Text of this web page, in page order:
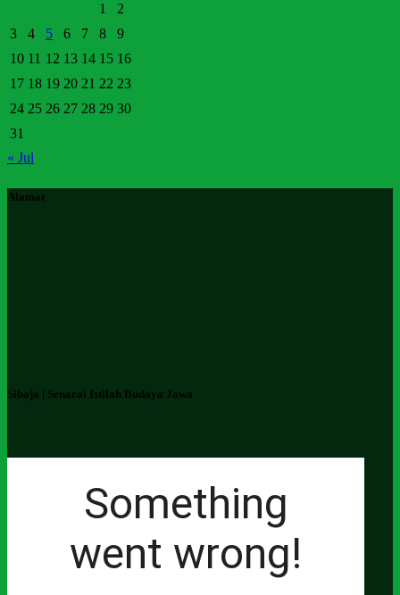
1
2
3
4 5 6 7 8
9
10 11 12 13 14 15 16
17 18 19 20 21 22 23
24 25 26 27 28 29 30
31
« Jul
Alamat
Sibaja | Senarai Istilah Budaya Jawa